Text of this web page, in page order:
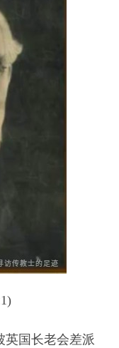
英国长老会差派